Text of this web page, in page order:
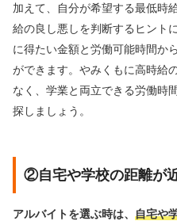
加えて、自分が希望する最低時
給の良し悪しを判断するヒント
に得たい金額と労働可能時間か
ができます。やみくもに高時給
なく、学業と両立できる労働時
探しましょう。
②自宅や学校の距離が
アルバイトを選ぶ時は、 自宅や